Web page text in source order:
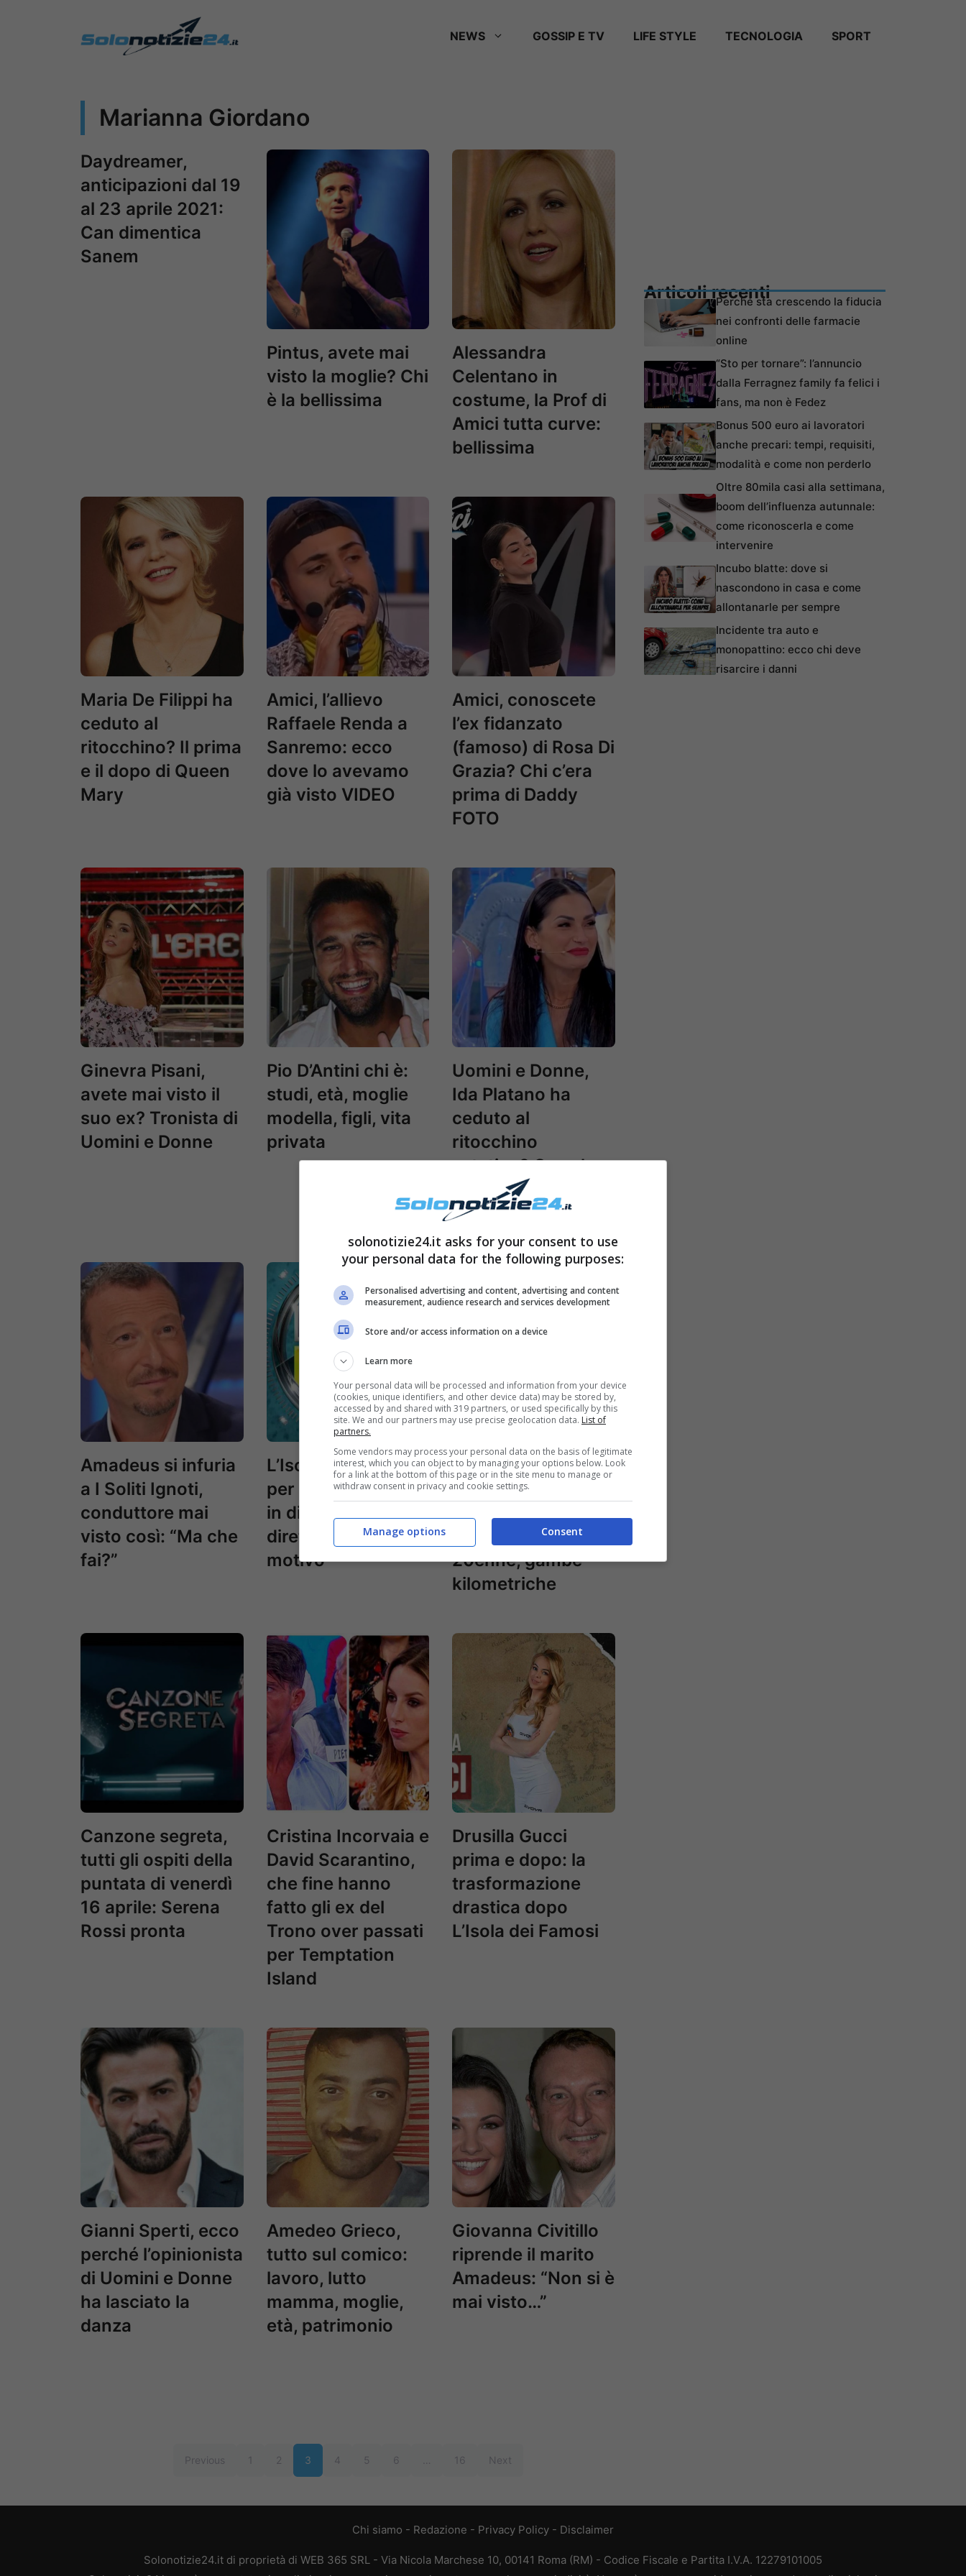
NEWS GOSSIP E TV LIFE STYLE TECNOLOGIA SPORT
Marianna Giordano
Daydreamer,
anticipazioni dal 19
al 23 aprile 2021:
Can dimentica
Sanem
Pintus, avete mai
visto la moglie? Chi
è la bellissima
Alessandra
Celentano in
costume, la Prof di
Amici tutta curve:
bellissima
Maria De Filippi ha
ceduto al
ritocchino? Il prima
e il dopo di Queen
Mary
Amici, l’allievo
Raffaele Renda a
Sanremo: ecco
dove lo avevamo
già visto VIDEO
Amici, conoscete
l’ex fidanzato
(famoso) di Rosa Di
Grazia? Chi c’era
prima di Daddy
FOTO
Ginevra Pisani,
avete mai visto il
suo ex? Tronista di
Uomini e Donne
Pio D’Antini chi è:
studi, età, moglie
modella, figli, vita
privata
Uomini e Donne,
Ida Platano ha
ceduto al
ritocchino
estetico? Cosa ha
fatto da Giacomo
Urtis
Amadeus si infuria
a I Soliti Ignoti,
conduttore mai
visto così: “Ma che
fai?”
L’Isola dei famosi,
per la prima volta
in differita e non in
diretta. Ecco il
motivo
Federica Panicucci,
lo scatto manda in
delirio i fan.
Sembra una
20enne, gambe
kilometriche
Canzone segreta,
tutti gli ospiti della
puntata di venerdì
16 aprile: Serena
Rossi pronta
Cristina Incorvaia e
David Scarantino,
che fine hanno
fatto gli ex del
Trono over passati
per Temptation
Island
Drusilla Gucci
prima e dopo: la
trasformazione
drastica dopo
L’Isola dei Famosi
Gianni Sperti, ecco
perché l’opinionista
di Uomini e Donne
ha lasciato la
danza
Amedeo Grieco,
tutto sul comico:
lavoro, lutto
mamma, moglie,
età, patrimonio
Giovanna Civitillo
riprende il marito
Amadeus: “Non si è
mai visto…”
Previous 1 2 3 4 5 6 16 Next
Articoli recentiPerché sta crescendo la fiducia
nei confronti delle farmacie
online
“Sto per tornare”: l’annuncio
dalla Ferragnez family fa felici i
fans, ma non è Fedez
Bonus 500 euro ai lavoratori
anche precari: tempi, requisiti,
modalità e come non perderlo
Oltre 80mila casi alla settimana,
boom dell’influenza autunnale:
come riconoscerla e come
intervenire
Incubo blatte: dove si
nascondono in casa e come
allontanarle per sempre
Incidente tra auto e
monopattino: ecco chi deve
risarcire i danni
Chi siamo - Redazione - Privacy Policy - Disclaimer
Solonotizie24.it di proprietà di WEB 365 SRL - Via Nicola Marchese 10, 00141 Roma (RM) - Codice Fiscale e Partita I.V.A. 12279101005
solonotizie24.it asks for your consent to use
your personal data for the following purposes:
Personalised advertising and content, advertising and content
measurement, audience research and services development
Store and/or access information on a device
Learn more
Your personal data will be processed and information from your device
(cookies, unique identifiers, and other device data) may be stored by,
accessed by and shared with 319 partners, or used specifically by this
site. We and our partners may use precise geolocation data. List of
partners.
Some vendors may process your personal data on the basis of legitimate
interest, which you can object to by managing your options below. Look
for a link at the bottom of this page or in the site menu to manage or
withdraw consent in privacy and cookie settings.
Consent
Manage options